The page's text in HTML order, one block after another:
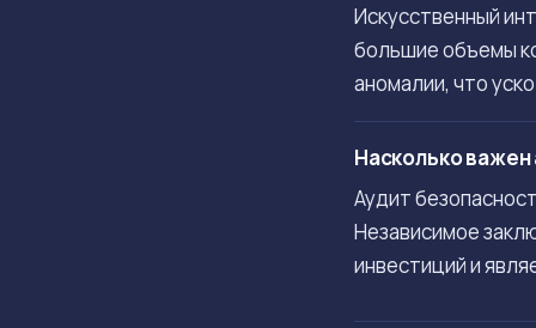
Искусственный
большие объемы
аномалии, что
Насколько
Аудит
Независимое
инвестиций и